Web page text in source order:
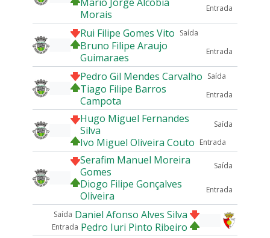
Entrada
Morais
Saída
Rui Filipe Gomes Vito
Entrada
Bruno Filipe Araujo
Guimaraes
Saída
Pedro Gil Mendes Carvalho
Entrada
Tiago Filipe Barros
Campota
Saída
Hugo Miguel Fernandes
Silva
Entrada
Ivo Miguel Oliveira Couto
Saída
Serafim Manuel Moreira
Gomes
Entrada
Diogo Filipe Gonçalves
Oliveira
Saída Daniel Afonso Alves Silva
Entrada Pedro Iuri Pinto Ribeiro